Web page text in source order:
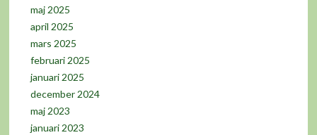
maj 2025
april 2025
mars 2025
februari 2025
januari 2025
december 2024
maj 2023
januari 2023